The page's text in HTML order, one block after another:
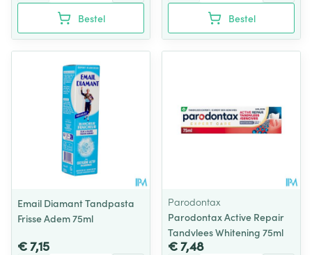
Bestel Bestel
Email Diamant Tandpasta
Frisse Adem 75ml
€ 7,15
Parodontax
Parodontax Active Repair
Tandvlees Whitening 75ml
€ 7,48